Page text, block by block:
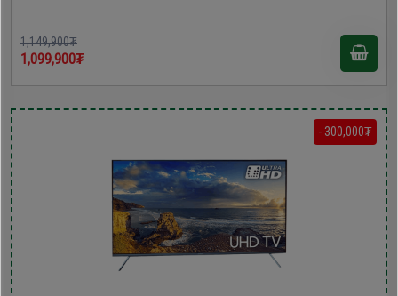
1,149,900₮
1,099,900₮
- 300,000₮